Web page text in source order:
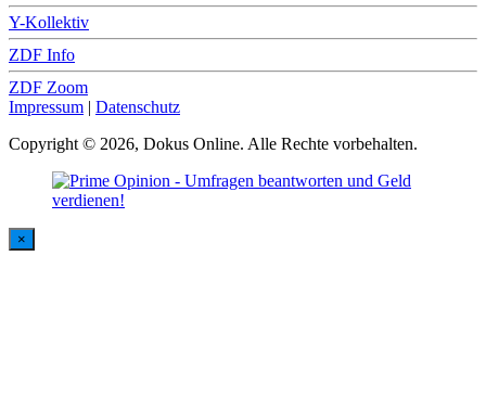
Y-Kollektiv
ZDF Info
ZDF Zoom
Impressum | Datenschutz
Copyright © 2026, Dokus Online. Alle Rechte vorbehalten.
×